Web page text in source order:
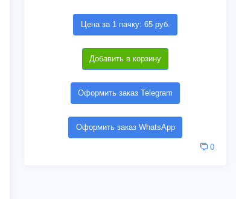
Цена за 1 пачку: 65 руб.
Добавить в корзину
Оформить заказ Telegram
Оформить заказ WhatsApp
0